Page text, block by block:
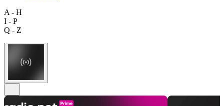
A - H
I - P
Q - Z